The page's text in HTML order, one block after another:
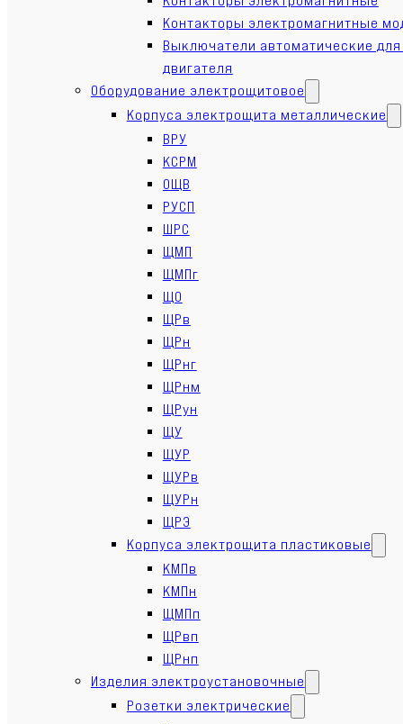
Контакторы электромагнитные
Выключатели автоматические
двигателя
Оборудование электрощитовое
Корпуса электрощита металлические
ВРУ
КСРМ
ОЩВ
РУСП
ШРС
ЩМП
ЩМПг
ЩО
ЩРв
ЩРн
ЩРнг
ЩРнм
ЩРун
ЩУ
ЩУР
ЩУРв
ЩУРн
ЩРЭ
Корпуса электрощита пластиковые
КМПв
КМПн
ЩМПп
ЩРвп
ЩРнп
Изделия электроустановочные
Розетки электрические